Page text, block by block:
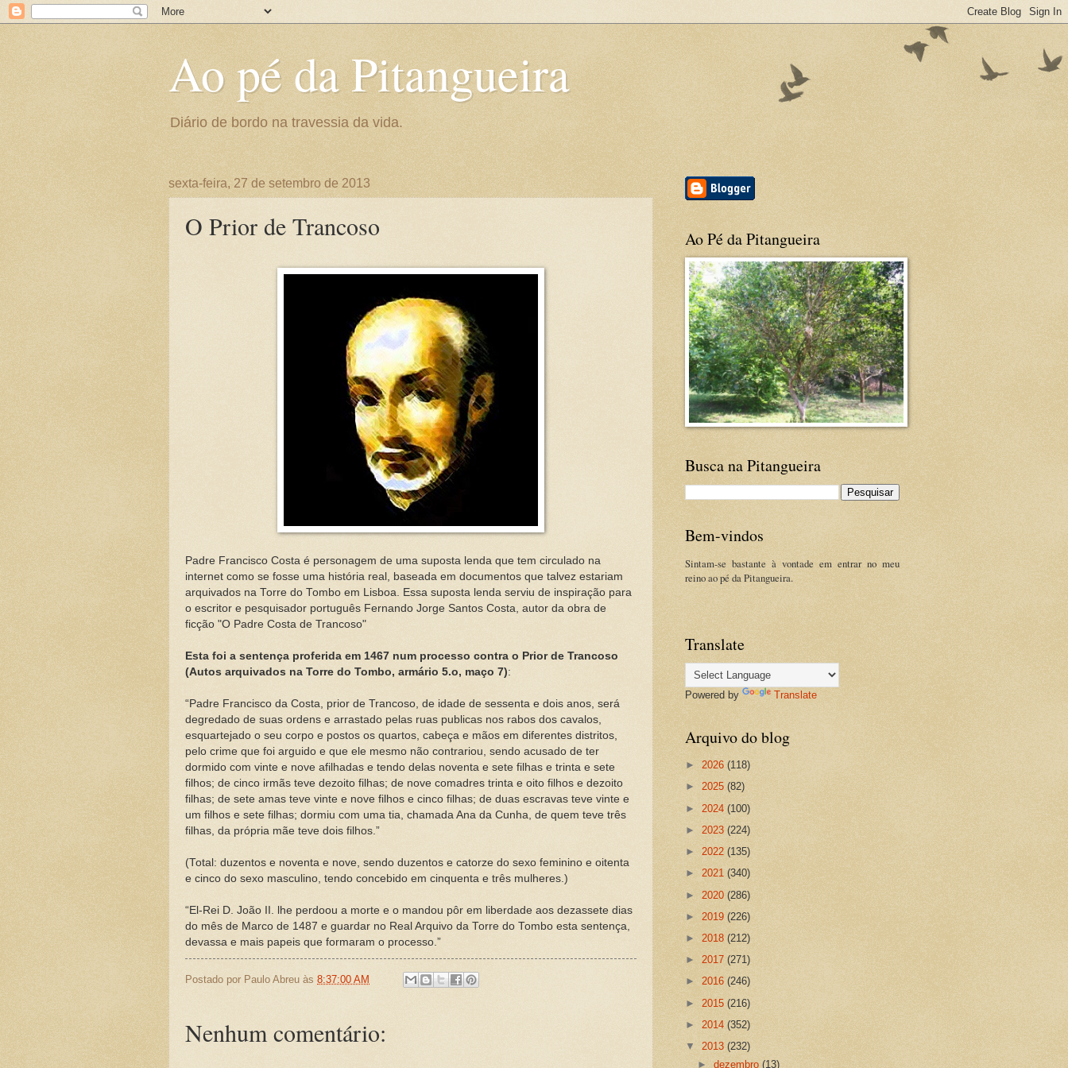
Ao pé da Pitangueira
Diário de bordo na travessia da vida.
sexta-feira, 27 de setembro de 2013
O Prior de Trancoso
Padre Francisco Costa é personagem de uma suposta lenda que tem circulado na
internet como se fosse uma história real, baseada em documentos que talvez estariam
arquivados na Torre do Tombo em Lisboa. Essa suposta lenda serviu de inspiração para
o escritor e pesquisador português Fernando Jorge Santos Costa, autor da obra de
ficção "O Padre Costa de Trancoso"
Esta foi a sentença proferida em 1467 num processo contra o Prior de Trancoso
(Autos arquivados na Torre do Tombo, armário 5.o, maço 7):
“Padre Francisco da Costa, prior de Trancoso, de idade de sessenta e dois anos, será
degredado de suas ordens e arrastado pelas ruas publicas nos rabos dos cavalos,
esquartejado o seu corpo e postos os quartos, cabeça e mãos em diferentes distritos,
pelo crime que foi arguido e que ele mesmo não contrariou, sendo acusado de ter
dormido com vinte e nove afilhadas e tendo delas noventa e sete filhas e trinta e sete
filhos; de cinco irmãs teve dezoito filhas; de nove comadres trinta e oito filhos e dezoito
filhas; de sete amas teve vinte e nove filhos e cinco filhas; de duas escravas teve vinte e
um filhos e sete filhas; dormiu com uma tia, chamada Ana da Cunha, de quem teve três
filhas, da própria mãe teve dois filhos.”
(Total: duzentos e noventa e nove, sendo duzentos e catorze do sexo feminino e oitenta
e cinco do sexo masculino, tendo concebido em cinquenta e três mulheres.)
“El-Rei D. João II. lhe perdoou a morte e o mandou pôr em liberdade aos dezassete dias
do mês de Marco de 1487 e guardar no Real Arquivo da Torre do Tombo esta sentença,
devassa e mais papeis que formaram o processo.”
Postado por Paulo Abreu às 8:37:00 AM
Nenhum comentário:
Ao Pé da Pitangueira
Busca na Pitangueira
Bem-vindos
Sintam-se bastante à vontade em entrar no meu
reino ao pé da Pitangueira.
Translate
Powered by Translate
Arquivo do blog
► 2026 (118)
► 2025 (82)
► 2024 (100)
► 2023 (224)
► 2022 (135)
► 2021 (340)
► 2020 (286)
► 2019 (226)
► 2018 (212)
► 2017 (271)
► 2016 (246)
► 2015 (216)
► 2014 (352)
▼ 2013 (232)
►dezembro(13)